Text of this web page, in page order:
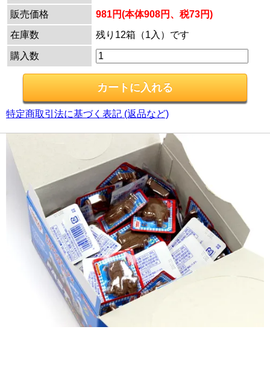
販売価格
981円(本体908円、税73円)
在庫数
残り12箱（1入）です
購入数
特定商取引法に基づく表記 (返品など)